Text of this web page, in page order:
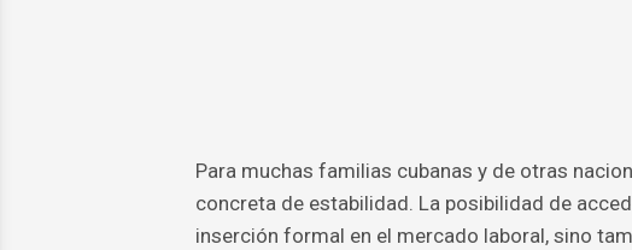
Para muchas familias cubanas y de otras
concreta de estabilidad. La posibilidad de
inserción formal en el mercado laboral, sino